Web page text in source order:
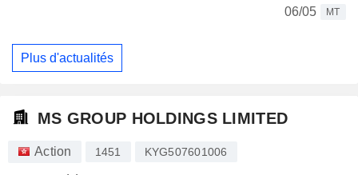
06/05
MT
Plus d'actualités
MS GROUP HOLDINGS LIMITED
Action 1451 KYG507601006